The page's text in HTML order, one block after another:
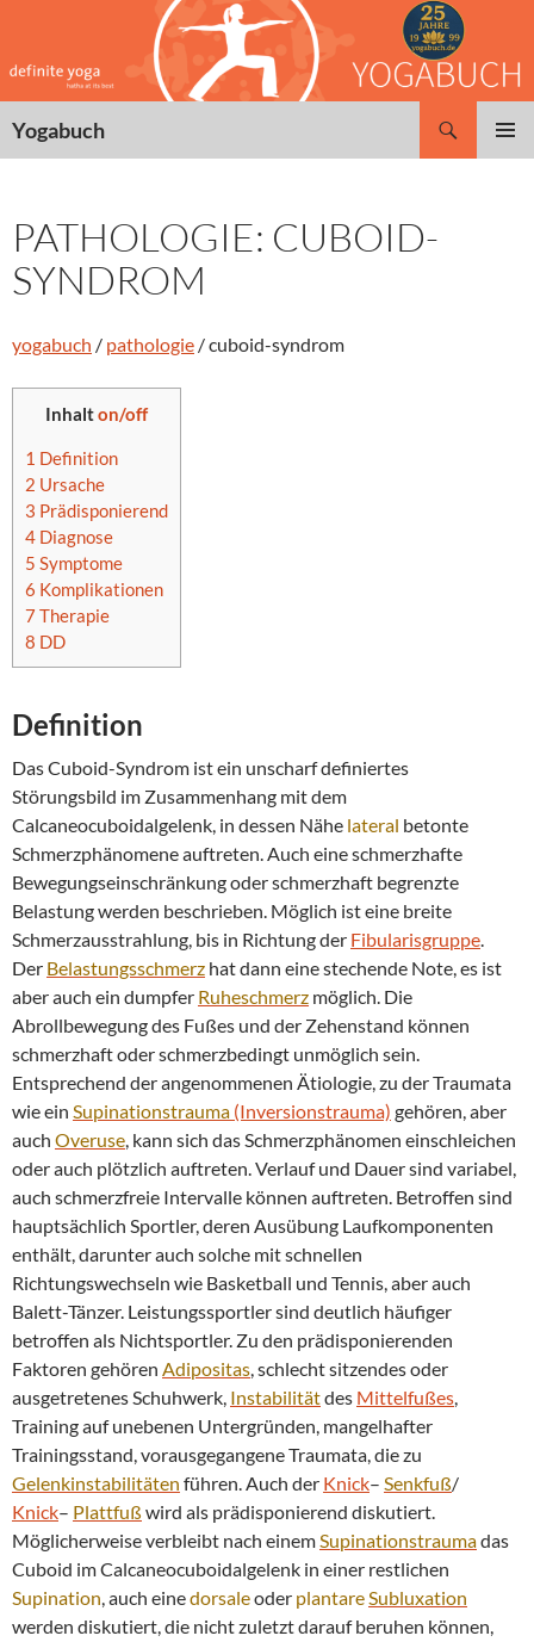
springen
Yogabuch
PATHOLOGIE: CUBOID-
SYNDROM
yogabuch / pathologie / cuboid-syndrom
Inhalton/off
1 Definition
2 Ursache
3 Prädisponierend
4 Diagnose
5 Symptome
6 Komplikationen
7Therapie
8 DD
Definition
Das Cuboid-Syndrom ist ein unscharf definiertes
Störungsbild im Zusammenhang mit dem
Calcaneocuboidalgelenk, in dessen Nähe lateral betonte
Schmerzphänomene auftreten. Auch eine schmerzhafte
Bewegungseinschränkung oder schmerzhaft begrenzte
Belastung werden beschrieben. Möglich ist eine breite
Schmerzausstrahlung, bis in Richtung der Fibularisgruppe.
Der Belastungsschmerz hat dann eine stechende Note, es ist
aber auch ein dumpfer Ruheschmerz möglich. Die
Abrollbewegung des Fußes und der Zehenstand können
schmerzhaft oder schmerzbedingt unmöglich sein.
Entsprechend der angenommenen Ätiologie, zu der Traumata
wie ein Supinationstrauma (Inversionstrauma) gehören, aber
auch Overuse, kann sich das Schmerzphänomen einschleichen
oder auch plötzlich auftreten. Verlauf und Dauer sind variabel,
auch schmerzfreie Intervalle können auftreten. Betroffen sind
hauptsächlich Sportler, deren Ausübung Laufkomponenten
enthält, darunter auch solche mit schnellen
Richtungswechseln wie Basketball und Tennis, aber auch
Balett-Tänzer. Leistungssportler sind deutlich häufiger
betroffen als Nichtsportler. Zu den prädisponierenden
Faktoren gehören Adipositas, schlecht sitzendes oder
ausgetretenes Schuhwerk, Instabilitätdes Mittelfußes,
Training auf unebenen Untergründen, mangelhafter
Trainingsstand, vorausgegangene Traumata, die zu
Gelenkinstabilitäten führen. Auch der Knick– Senkfuß/
Knick– Plattfuß wird als prädisponierend diskutiert.
Möglicherweise verbleibt nach einemSupinationstraumadas
Cuboid im Calcaneocuboidalgelenk in einer restlichen
Supination, auch einedorsaleoder plantareSubluxation
werden diskutiert, die nicht zuletzt darauf beruhen können,